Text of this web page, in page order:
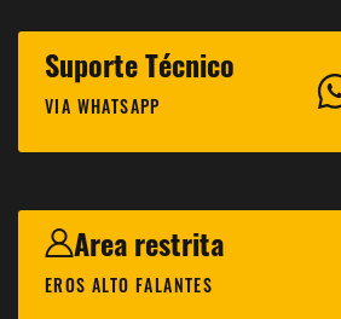
Suporte Técnico
VIA WHATSAPP
Area restrita
EROS ALTO FALANTES